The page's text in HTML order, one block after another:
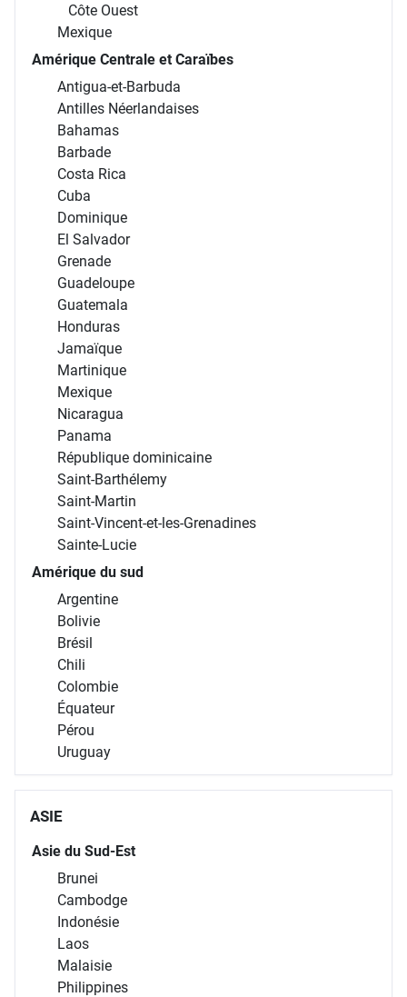
Côte Ouest
Mexique
Amérique Centrale et Caraïbes
Antigua-et-Barbuda
Antilles Néerlandaises
Bahamas
Barbade
Costa Rica
Cuba
Dominique
El Salvador
Grenade
Guadeloupe
Guatemala
Honduras
Jamaïque
Martinique
Mexique
Nicaragua
Panama
République dominicaine
Saint-Barthélemy
Saint-Martin
Saint-Vincent-et-les-Grenadines
Sainte-Lucie
Amérique du sud
Argentine
Bolivie
Brésil
Chili
Colombie
Équateur
Pérou
Uruguay
ASIE
Asie du Sud-Est
Brunei
Cambodge
Indonésie
Laos
Malaisie
Philippines